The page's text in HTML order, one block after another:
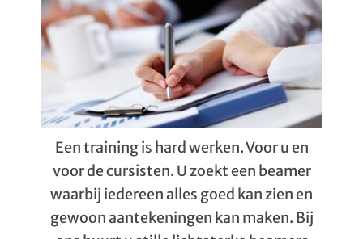
Een training is hard werken. Voor u en
voor de cursisten. U zoekt een beamer
waarbij iedereen alles goed kan zien en
gewoon aantekeningen kan maken. Bij